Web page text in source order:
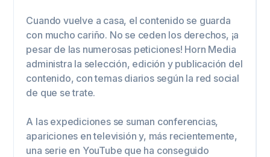
Cuando vuelve a casa, el contenido se guarda
con mucho cariño. No se ceden los derechos, ¡a
pesar de las numerosas peticiones! Horn Media
administra la selección, edición y publicación del
contenido, con temas diarios según la red social
de que se trate.
A las expediciones se suman conferencias,
apariciones en televisión y, más recientemente,
una serie en YouTube que ha conseguido